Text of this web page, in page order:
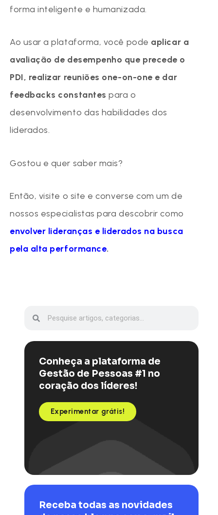
forma inteligente e humanizada.
Ao usar a plataforma, você pode aplicar a
avaliação de desempenho que precede o
PDI, realizar reuniões one-on-one e dar
feedbacks constantes para o
desenvolvimento das habilidades dos
liderados.
Gostou e quer saber mais?
Então, visite o site e converse com um de
nossos especialistas para descobrir como
envolver lideranças e liderados na busca
pela alta performance.
Conheça a plataforma de
Gestão de Pessoas #1 no
coração dos líderes!
Experimentar grátis!
Receba todas as novidades